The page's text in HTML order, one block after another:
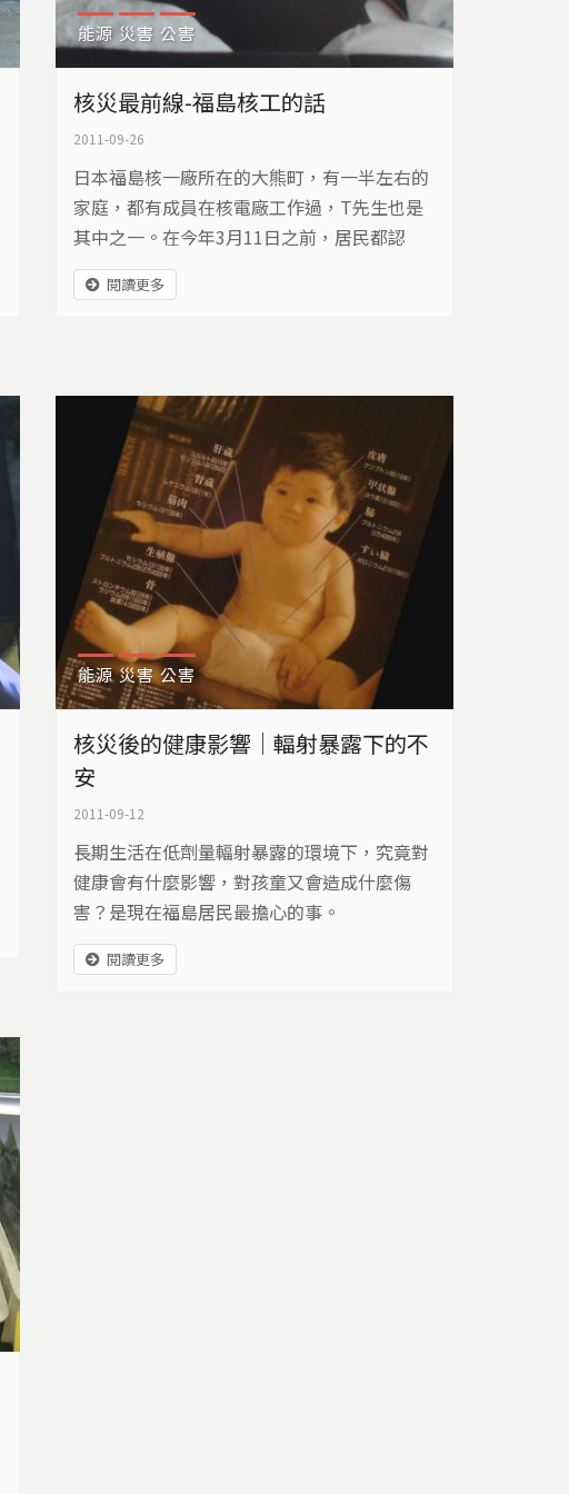
能源 災害 公害
核災最前線-福島核工的話
2011-09-26
日本福島核一廠所在的大熊町，有一半左右的
家庭，都有成員在核電廠工作過，T先生也是
其中之一。在今年3月11日之前，居民都認
為，核電廠絶不可能發生這麼嚴重的事故，連
討論這件事都是個禁忌。
閱讀更多
能源 災害 公害
核災後的健康影響｜輻射暴露下的不
安
2011-09-12
長期生活在低劑量輻射暴露的環境下，究竟對
健康會有什麼影響，對孩童又會造成什麼傷
害？是現在福島居民最擔心的事。
閱讀更多